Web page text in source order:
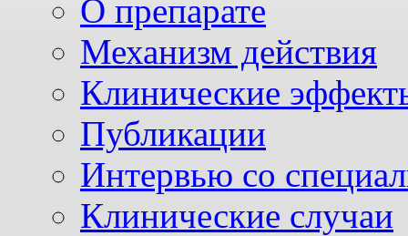
О препарате
Механизм действия
Клинические
Публикации
Интервью со
Клинические случаи